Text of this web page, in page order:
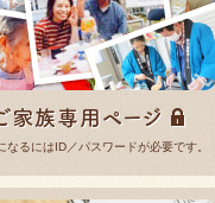
なるにはID／パスワードが必要です。